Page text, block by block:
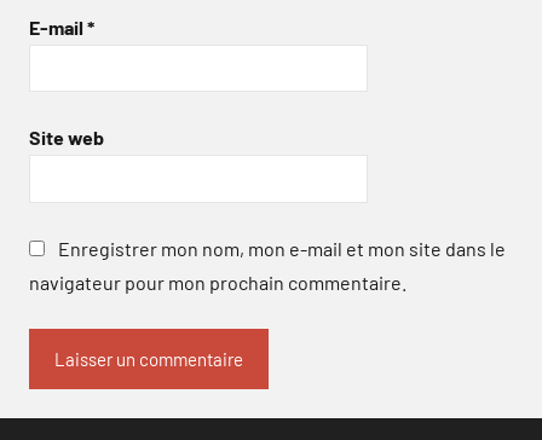
E-mail *
Site web
Enregistrer mon nom, mon e-mail et mon site dans le
navigateur pour mon prochain commentaire.